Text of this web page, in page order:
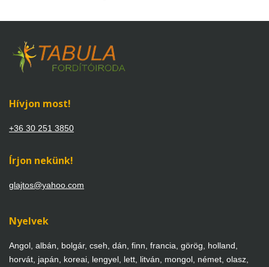
Hívjon most!
+36 30 251 3850
Írjon nekünk!
glajtos@yahoo.com
Nyelvek
Angol, albán, bolgár, cseh, dán, finn, francia, görög, holland,
horvát, japán, koreai, lengyel, lett, litván, mongol, német, olasz,